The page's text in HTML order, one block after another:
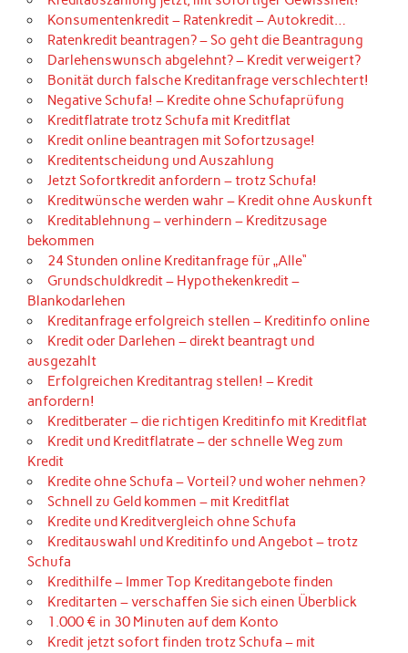
Konsumentenkredit – Ratenkredit – Autokredit…
Ratenkredit beantragen? – So geht die Beantragung
Darlehenswunsch abgelehnt? – Kredit verweigert?
Bonität durch falsche Kreditanfrage verschlechtert!
Negative Schufa! – Kredite ohne Schufaprüfung
Kreditflatrate trotz Schufa mit Kreditflat
Kredit online beantragen mit Sofortzusage!
Kreditentscheidung und Auszahlung
Jetzt Sofortkredit anfordern – trotz Schufa!
Kreditwünsche werden wahr – Kredit ohne Auskunft
Kreditablehnung – verhindern – Kreditzusage
bekommen
24 Stunden online Kreditanfrage für „Alle“
Grundschuldkredit – Hypothekenkredit –
Blankodarlehen
Kreditanfrage erfolgreich stellen – Kreditinfo online
Kredit oder Darlehen – direkt beantragt und
ausgezahlt
Erfolgreichen Kreditantrag stellen! – Kredit
anfordern!
Kreditberater – die richtigen Kreditinfo mit Kreditflat
Kredit und Kreditflatrate – der schnelle Weg zum
Kredit
Kredite ohne Schufa – Vorteil? und woher nehmen?
Schnell zu Geld kommen – mit Kreditflat
Kredite und Kreditvergleich ohne Schufa
Kreditauswahl und Kreditinfo und Angebot – trotz
Schufa
Kredithilfe – Immer Top Kreditangebote finden
Kreditarten – verschaffen Sie sich einen Überblick
1.000 € in 30 Minuten auf dem Konto
Kredit jetzt sofort finden trotz Schufa – mit